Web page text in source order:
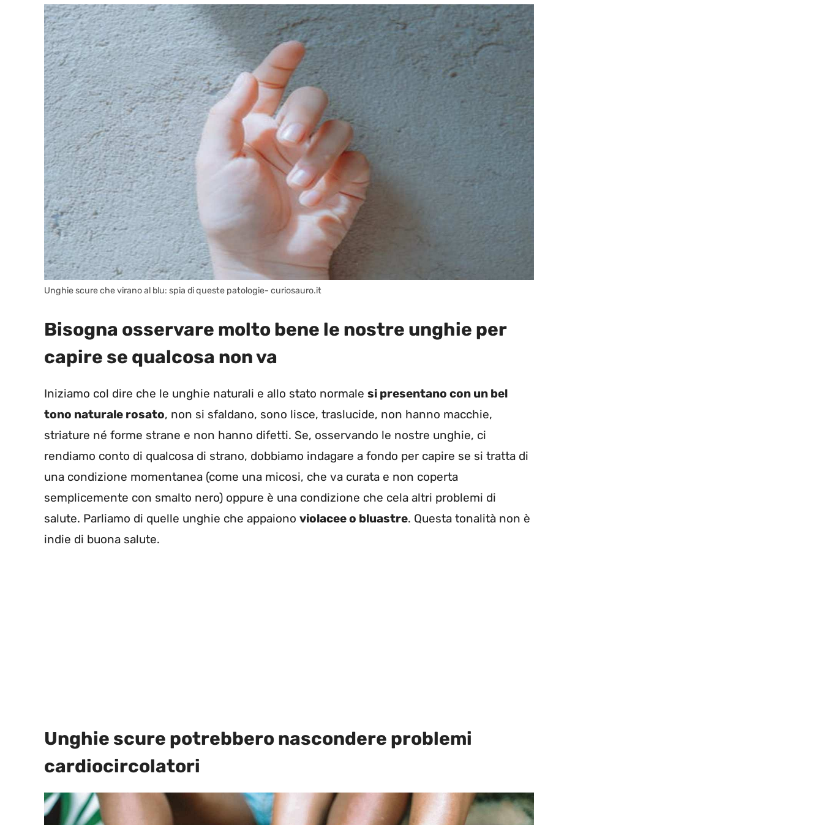
Unghie scure che virano al blu: spia di queste patologie- curiosauro.it
Bisogna osservare molto bene le nostre unghie per
capire se qualcosa non va
Iniziamo col dire che le unghie naturali e allo stato normale si presentano con un bel
tono naturale rosato, non si sfaldano, sono lisce, traslucide, non hanno macchie,
striature né forme strane e non hanno difetti. Se, osservando le nostre unghie, ci
rendiamo conto di qualcosa di strano, dobbiamo indagare a fondo per capire se si tratta di
una condizione momentanea (come una micosi, che va curata e non coperta
semplicemente con smalto nero) oppure è una condizione che cela altri problemi di
salute. Parliamo di quelle unghie che appaiono violacee o bluastre. Questa tonalità non è
indie di buona salute.
Unghie scure potrebbero nascondere problemi
cardiocircolatori